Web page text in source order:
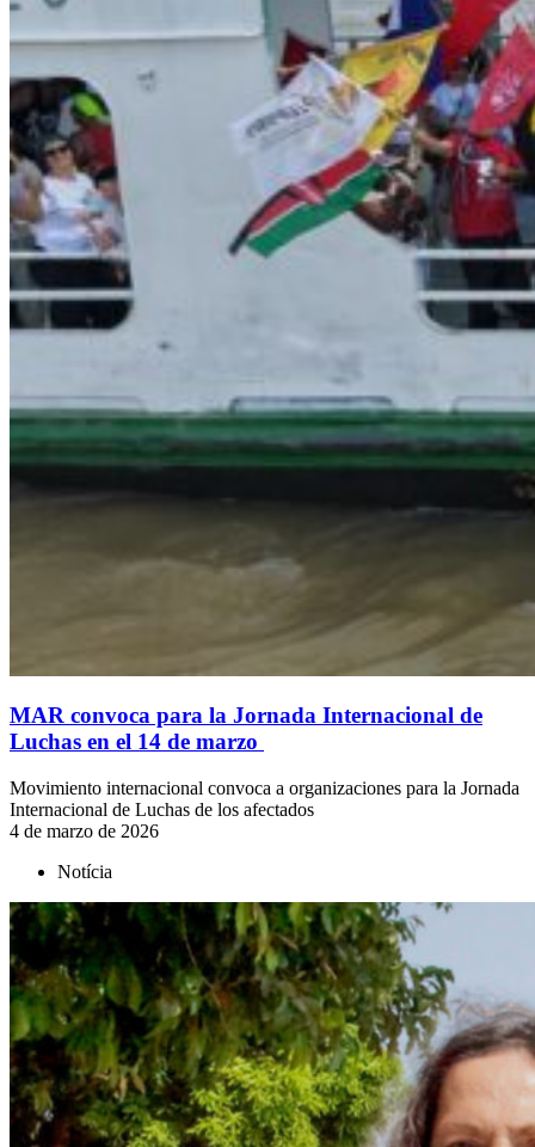
MAR convoca para la Jornada Internacional de
Luchas en el 14 de marzo
Movimiento internacional convoca a organizaciones para la Jornada
Internacional de Luchas de los afectados
4 de marzo de 2026
Notícia